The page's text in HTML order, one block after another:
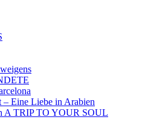
– Eine Liebe in Arabien
A TRIP TO YOUR SOUL